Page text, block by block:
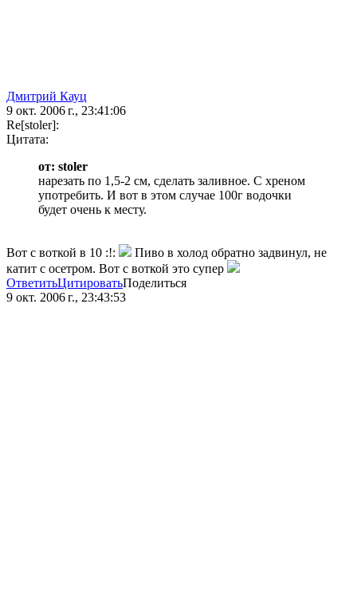
Дмитрий Кауц
9 окт. 2006 г., 23:41:06
Re[stoler]:
Цитата:
от: stoler
нарезать по 1,5-2 см, сделать заливное. С хреном
употребить. И вот в этом случае 100г водочки
будет очень к месту.
Вот с воткой в 10 :!:
Пиво в холод обратно задвинул, не
катит с осетром. Вот с воткой это супер
ОтветитьЦитироватьПоделиться
9 окт. 2006 г., 23:43:53